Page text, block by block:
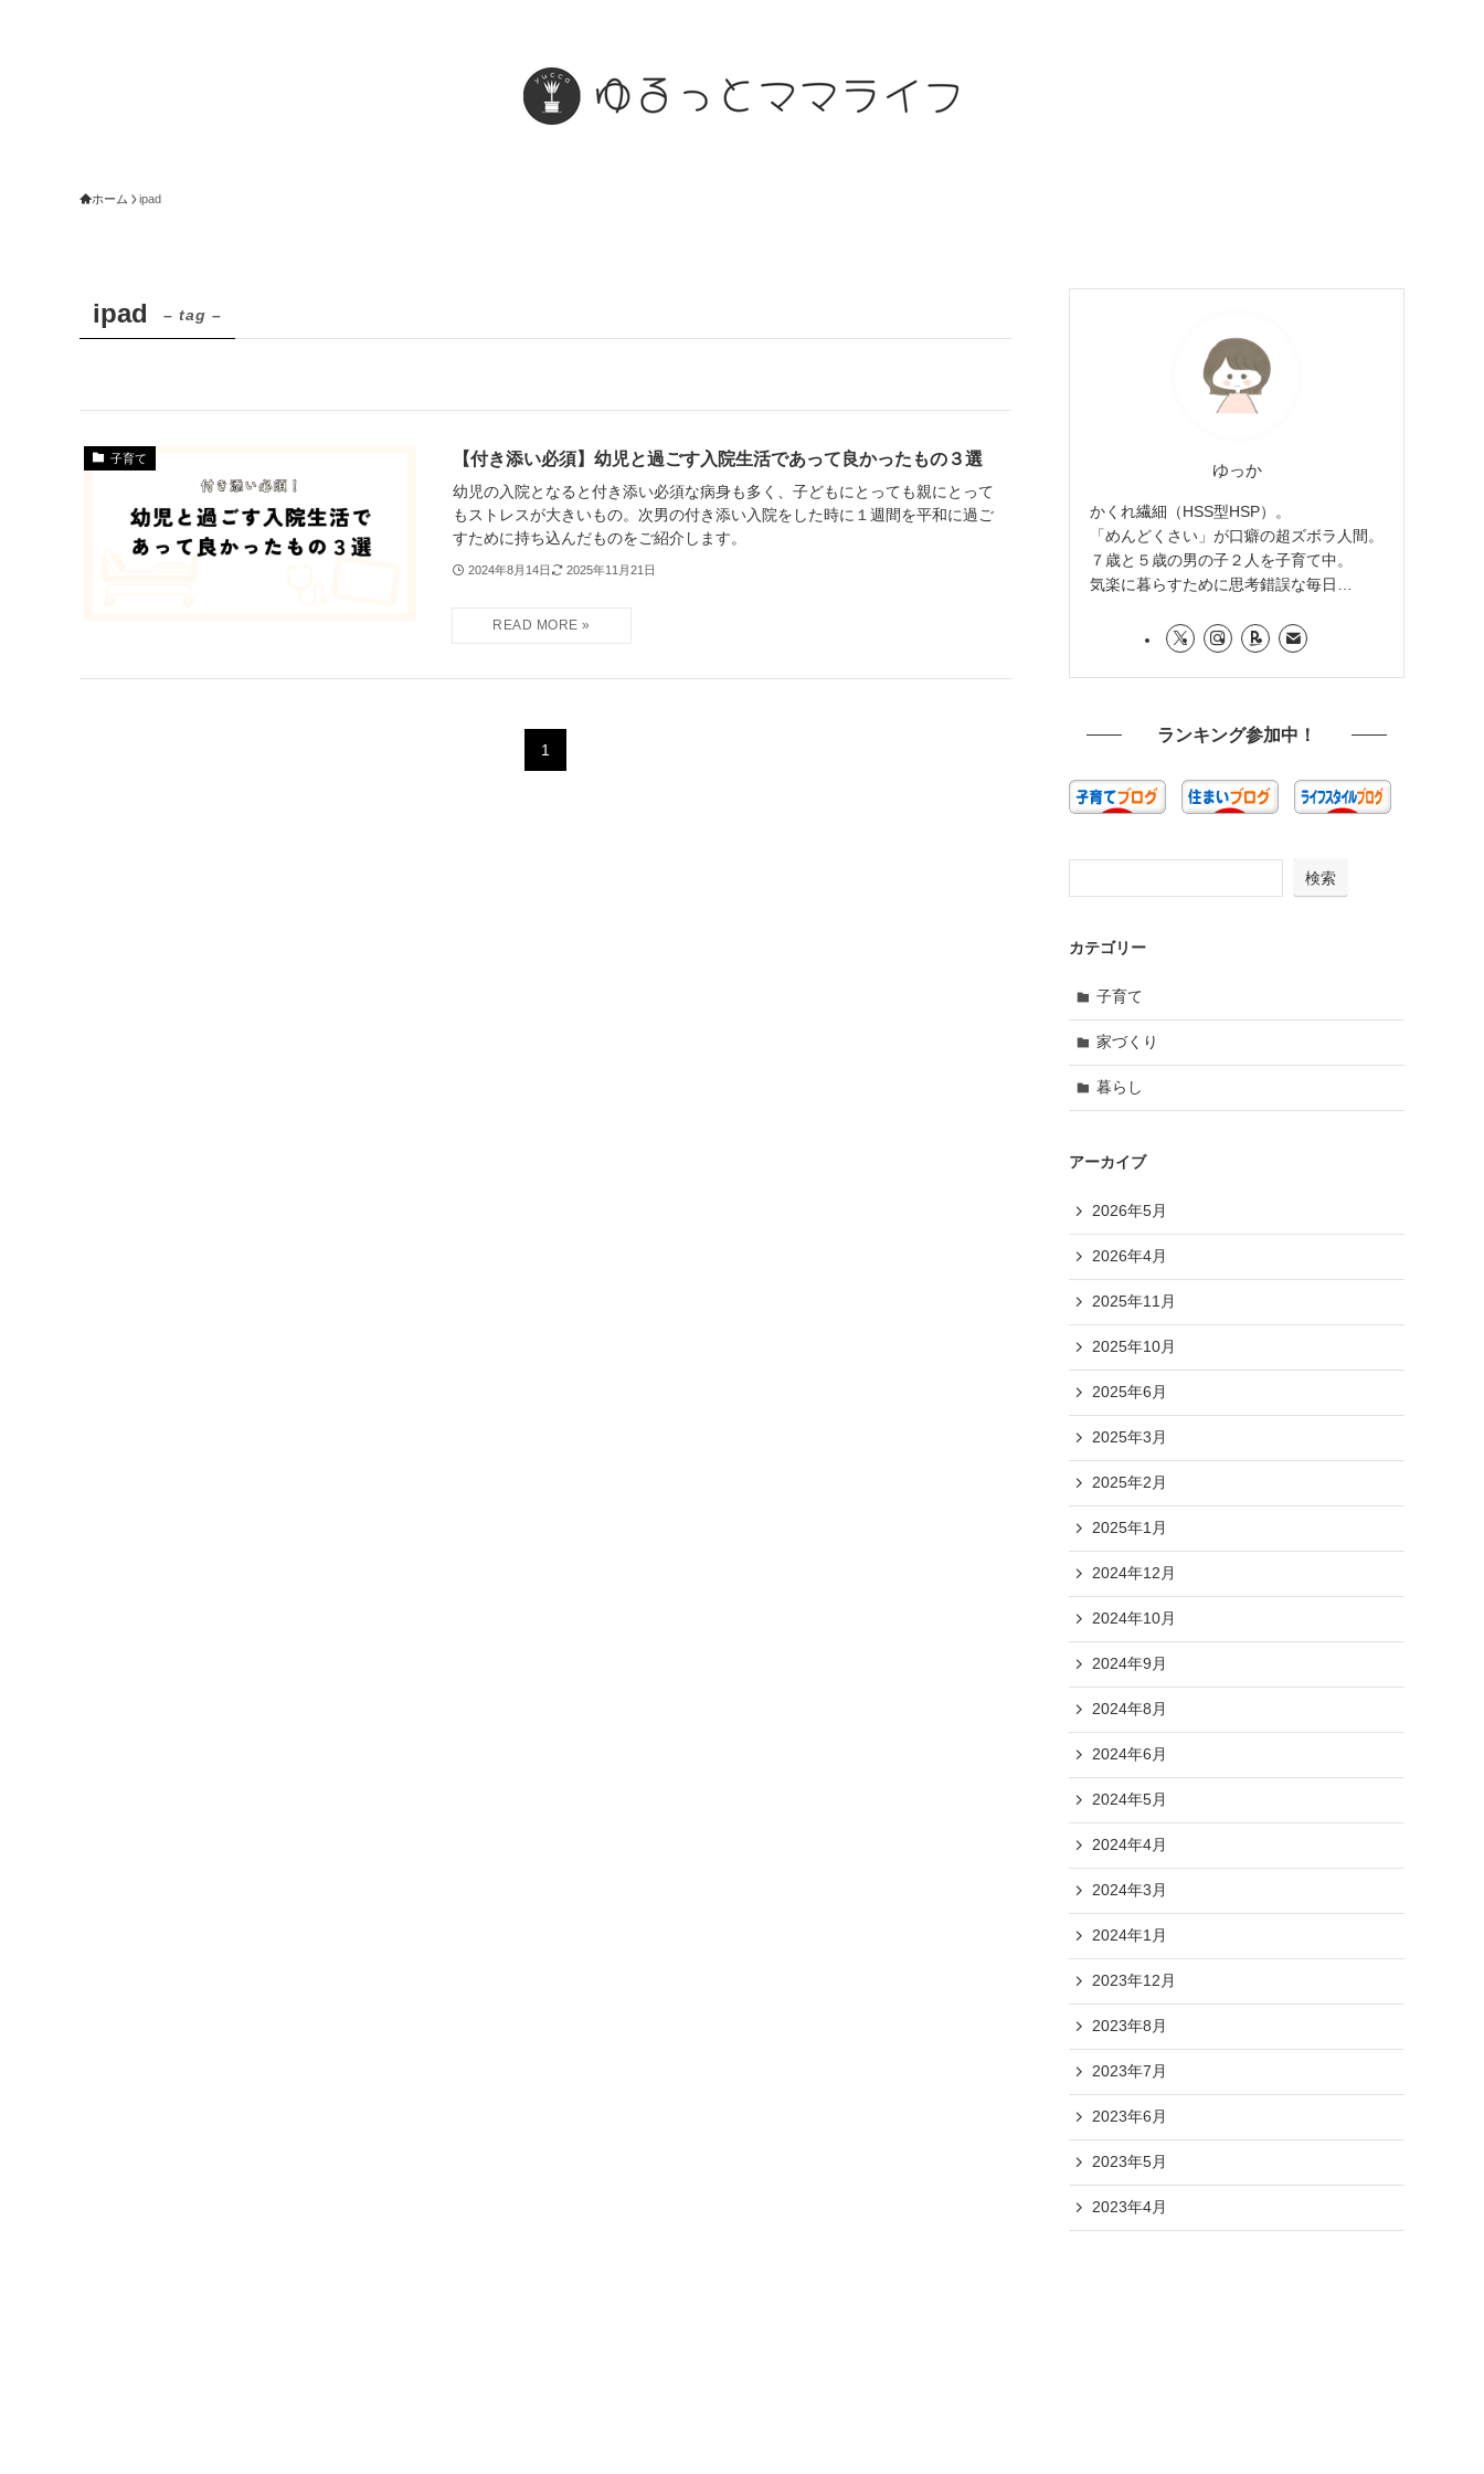
ホーム ipad
ipad – tag –
子育て 【付き添い必須】幼児と過ごす入院生活であって良かったもの３選
幼児の入院となると付き添い必須な病身も多く、子どもにとっても親にとって
もストレスが大きいもの。次男の付き添い入院をした時に１週間を平和に過ご
すために持ち込んだものをご紹介します。
2024年8月14日 2025年11月21日
1
ゆっか
かくれ繊細（HSS型HSP）。
「めんどくさい」が口癖の超ズボラ人間。
７歳と５歳の男の子２人を子育て中。
気楽に暮らすために思考錯誤な毎日…
ランキング参加中！
検索
カテゴリー
子育て
家づくり
暮らし
アーカイブ
2026年5月
2026年4月
2025年11月
2025年10月
2025年6月
2025年3月
2025年2月
2025年1月
2024年12月
2024年10月
2024年9月
2024年8月
2024年6月
2024年5月
2024年4月
2024年3月
2024年1月
2023年12月
2023年8月
2023年7月
2023年6月
2023年5月
2023年4月